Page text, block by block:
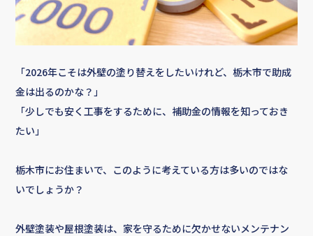
「2026年こそは外壁の塗り替えをしたいけれど、栃木市で助成
金は出るのかな？」
「少しでも安く工事をするために、補助金の情報を知っておき
たい」
栃木市にお住まいで、このように考えている方は多いのではな
いでしょうか？
外壁塗装や屋根塗装は、家を守るために欠かせないメンテナン